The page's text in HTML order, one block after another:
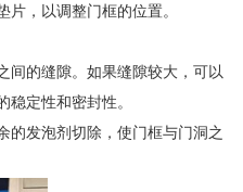
，以调整门框的位置。
间的缝隙。如果缝隙较大，可以
定性和密封性。
的发泡剂切除，使门框与门洞之